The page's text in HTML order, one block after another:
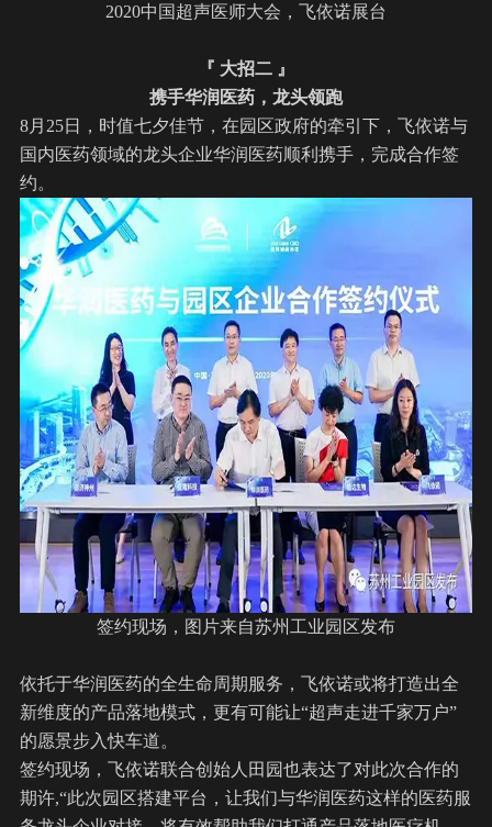
2020中国超声医师大会，飞依诺展台
『 大招二 』
携手华润医药，龙头领跑
8月25日，时值七夕佳节，在园区政府的牵引下，飞依诺与
国内医药领域的龙头企业华润医药顺利携手，完成合作签
约。
签约现场，图片来自苏州工业园区发布
依托于华润医药的全生命周期服务，飞依诺或将打造出全
新维度的产品落地模式，更有可能让“超声走进千家万户”
的愿景步入快车道。
签约现场，飞依诺联合创始人田园也表达了对此次合作的
期许,“此次园区搭建平台，让我们与华润医药这样的医药服